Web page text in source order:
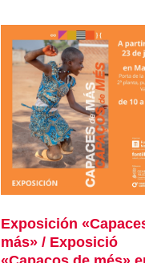
Exposición
más» / Exposició